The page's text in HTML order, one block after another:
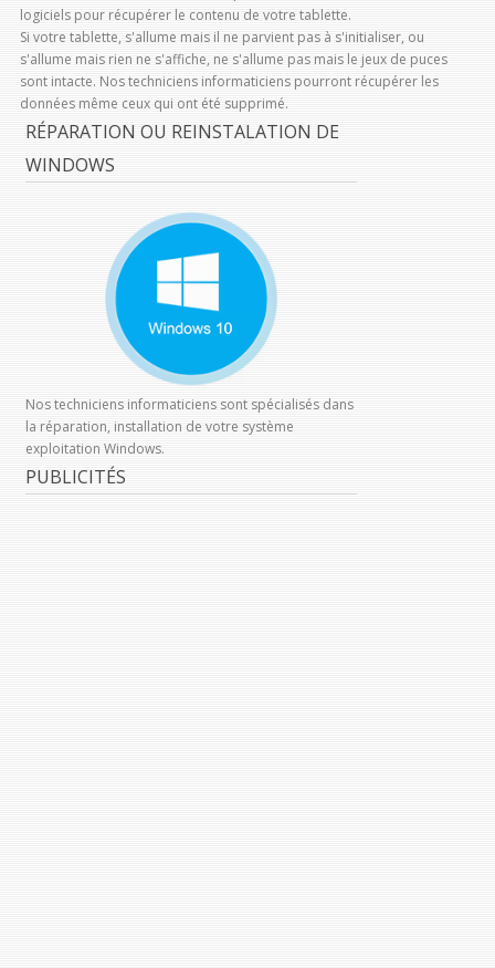
logiciels pour récupérer le contenu de votre tablette.
Si votre tablette, s'allume mais il ne parvient pas à s'initialiser, ou
s'allume mais rien ne s'affiche, ne s'allume pas mais le jeux de puces
sont intacte. Nos techniciens informaticiens pourront récupérer les
données même ceux qui ont été supprimé.
RÉPARATION OU REINSTALATION DE
WINDOWS
Nos techniciens informaticiens sont spécialisés dans
la réparation, installation de votre système
exploitation Windows.
PUBLICITÉS